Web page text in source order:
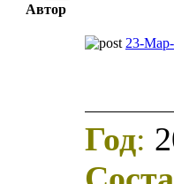
Автор
23-
Год: